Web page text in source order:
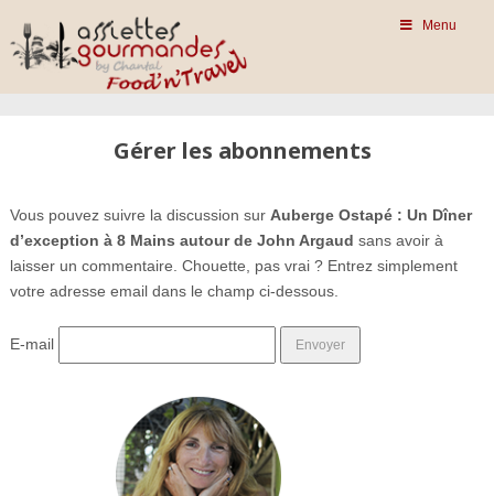
Menu
Gérer les abonnements
Vous pouvez suivre la discussion sur Auberge Ostapé : Un Dîner
d’exception à 8 Mains autour de John Argaud sans avoir à
laisser un commentaire. Chouette, pas vrai ? Entrez simplement
votre adresse email dans le champ ci-dessous.
E-mail